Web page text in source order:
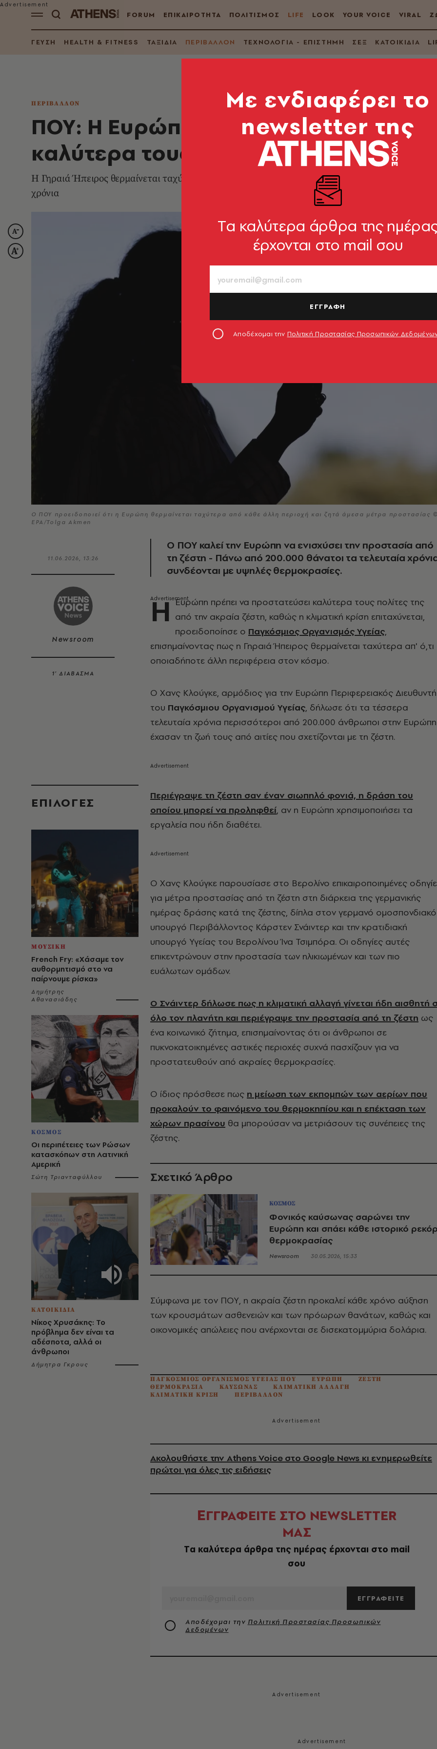
FORUM ΕΠΙΚΑΙΡΟΤΗΤΑ ΠΟΛΙΤΙΣΜΟΣ LIFE LOOK YOUR VOICE VIRAL
ΓΕΥΣΗ HEALTH & FITNESS ΤΑΞΙΔΙΑ ΠΕΡΙΒΑΛΛΟΝ ΤΕΧΝΟΛΟΓΙΑ - ΕΠΙΣΤΗΜΗ ΣΕΞ ΚΑΤΟΙΚΙΔΙΑ
ΠΕΡΙΒΑΛΛΟΝ
ΠΟΥ: Η Ευρώπη πρέπει να
καλύτερα τους πολίτες της από τη
Η Γηραιά Ήπειρος θερμαίνεται ταχύτερα από κάθε άλλη περιοχή - Πάνω από 200.000 θάνατοι τα
χρόνια
Ο ΠΟΥ προειδοποιεί ότι η Ευρώπη θερμαίνεται ταχύτερα από κάθε άλλη περιοχή και ζητά άμεσα μέτρα προστασίας
EPA/Tolga Akmen
11.06.2026, 13:26
Newsroom
1’ ΔΙΑΒΑΣΜΑ
EΠΙΛΟΓΈΣ
ΜΟΥΣΙΚΗ
French Fry: «Χάσαμε τον
αυθορμητισμό στο να
παίρνουμε ρίσκα»
Δημήτρης
Αθανασιάδης
ΚΟΣΜΟΣ
Οι περιπέτειες των Ρώσων
κατασκόπων στη Λατινική
Αμερική
Σώτη Τριανταφύλλου
ΚΑΤΟΙΚΙΔΙΑ
Νίκος Χρυσάκης: Το
πρόβλημα δεν είναι τα
αδέσποτα, αλλά οι
άνθρωποι
Δήμητρα Γκρους
Ο ΠΟΥ καλεί την Ευρώπη να ενισχύσει την προστασία από
τη ζέστη - Πάνω από 200.000 θάνατοι τα τελευταία
συνδέονται με υψηλές θερμοκρασίες.
Η Ευρώπη πρέπει να προστατεύσει καλύτερα τους πολίτες της
από την ακραία ζέστη, καθώς η κλιματική κρίση επιταχύνεται,
προειδοποίησε ο Παγκόσμιος Οργανισμός Υγείας,
επισημαίνοντας πως η Γηραιά Ήπειρος θερμαίνεται ταχύτερα απ' ό,τι
οποιαδήποτε άλλη περιφέρεια στον κόσμο.
Ο Χανς Κλούγκε, αρμόδιος για την Ευρώπη Περιφερειακός
του Παγκόσμιου Οργανισμού Υγείας, δήλωσε ότι τα τέσσερα
τελευταία χρόνια περισσότεροι από 200.000 άνθρωποι στην Ευρώπη
έχασαν τη ζωή τους από αιτίες που σχετίζονται με τη ζέστη.
Περιέγραψε τη ζέστη σαν έναν σιωπηλό φονιά, η δράση του
οποίου μπορεί να προληφθεί, αν η Ευρώπη χρησιμοποιήσει τα
εργαλεία που ήδη διαθέτει.
Ο Χανς Κλούγκε παρουσίασε στο Βερολίνο επικαιροποιημένες
για μέτρα προστασίας από τη ζέστη στη διάρκεια της γερμανικής
ημέρας δράσης κατά της ζέστης, δίπλα στoν γερμανό ομοσπονδιακό
υπουργό Περιβάλλοντος Κάρστεν Σνάιντερ και την κρατιδιακή
υπουργό Υγείας του Βερολίνου Ίνα Τσιμπόρα. Οι οδηγίες αυτές
επικεντρώνουν στην προστασία των ηλικιωμένων και των πιο
ευάλωτων ομάδων.
O Σνάιντερ δήλωσε πως η κλιματική αλλαγή γίνεται ήδη αισθητή
όλο τον πλανήτη και περιέγραψε την προστασία από τη ζέστη ως
ένα κοινωνικό ζήτημα, επισημαίνοντας ότι οι άνθρωποι σε
πυκνοκατοικημένες αστικές περιοχές συχνά πασχίζουν για να
προστατευθούν από ακραίες θερμοκρασίες.
Ο ίδιος πρόσθεσε πως η μείωση των εκπομπών των αερίων που
προκαλούν το φαινόμενο του θερμοκηπίου και η επέκταση των
χώρων πρασίνου θα μπορούσαν να μετριάσουν τις συνέπειες της
ζέστης.
Σχετικό Άρθρο
ΚΟΣΜΟΣ
Φονικός καύσωνας σαρώνει την
Ευρώπη και σπάει κάθε ιστορικό
θερμοκρασίας
Newsroom 30.05.2026, 15:33
Σύμφωνα με τον ΠΟΥ, η ακραία ζέστη προκαλεί κάθε χρόνο αύξηση
των κρουσμάτων ασθενειών και των πρόωρων θανάτων, καθώς και
οικονομικές απώλειες που ανέρχονται σε δισεκατομμύρια δολάρια.
ΠΑΓΚΟΣΜΙΟΣ ΟΡΓΑΝΙΣΜΟΣ ΥΓΕΙΑΣ ΠΟΥ ΕΥΡΩΠΗ
ΖΕΣΤΗ
ΘΕΡΜΟΚΡΑΣΙΑ
ΚΑΥΣΩΝΑΣ
ΚΛΙΜΑΤΙΚΗ ΑΛΛΑΓΗ
ΚΛΙΜΑΤΙΚΗ ΚΡΙΣΗ
ΠΕΡΙΒΑΛΛΟΝ
Ακολουθήστε την Athens Voice στο Google News κι ενημερωθείτε
πρώτοι για όλες τις ειδήσεις
ΕΓΓΡΑΦΕΙΤΕ ΣΤΟ NEWSLETTER
ΜΑΣ
Tα καλύτερα άρθρα της ημέρας έρχονται στο mail
σου
ΕΓΓΡΑΦΕΙΤΕ
Αποδέχομαι την Πολιτική Προστασίας Προσωπικών
Δεδομένων
Mε ενδιαφέρει το
newsletter της
Tα καλύτερα άρθρα της
έρχονται στο mail σου
ΕΓΓΡΑΦΗ
Αποδέχομαι την Πολιτική Προστασίας Προσωπικών